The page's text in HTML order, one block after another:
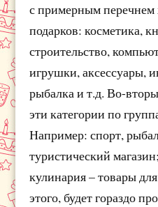
с примерным перечнем
подарков: косметика,
строительство,
игрушки, аксессуары,
рыбалка и т.д. Во-
эти категории по
Например: спорт,
туристический
кулинария – товары
этого, будет гораздо